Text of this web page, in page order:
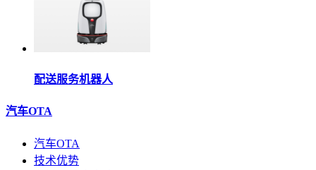
配送服务机器人
汽车OTA
汽车OTA
技术优势